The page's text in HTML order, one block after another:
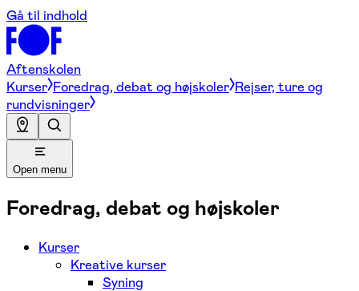
Gå til indhold
Aftenskolen
Kurser Foredrag, debat og højskoler Rejser, ture og
rundvisninger
Open menu
Foredrag, debat og højskoler
Kurser
Kreative kurser
Syning